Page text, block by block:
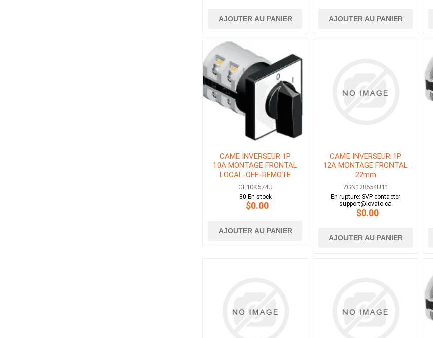
AJOUTER AU PANIER AJOUTER AU PANIER
CAME INVERSEUR 1P
10A MONTAGE FRONTAL
LOCAL-OFF-REMOTE
GF10K574U
80 En stock
$0.00
AJOUTER AU PANIER
CAME INVERSEUR 1P
12A MONTAGE FRONTAL
22mm
7GN128654U11
En rupture: SVP contacter
support@lovato.ca
$0.00
AJOUTER AU PANIER